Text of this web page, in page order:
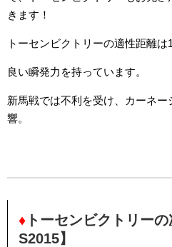
きます！
トーセンビクトリーの適性距離は
良い瞬発力を持っています。
新馬戦では不利を受け、カーネ
響。
♦ トーセンビクトリー
S2015】